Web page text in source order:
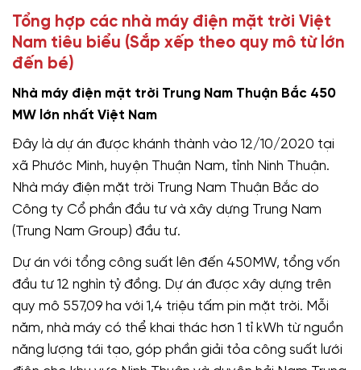
Tổng hợp các nhà máy điện mặt trời Việt
Nam tiêu biểu (Sắp xếp theo quy mô từ lớn
đến bé)
Nhà máy điện mặt trời Trung Nam Thuận Bắc 450
MW lớn nhất Việt Nam
Đây là dự án được khánh thành vào 12/10/2020 tại
xã Phước Minh, huyện Thuận Nam, tỉnh Ninh Thuận.
Nhà máy điện mặt trời Trung Nam Thuận Bắc do
Công ty Cổ phần đầu tư và xây dựng Trung Nam
(Trung Nam Group) đầu tư.
Dự án với tổng công suất lên đến 450MW, tổng vốn
đầu tư 12 nghìn tỷ đồng. Dự án được xây dựng trên
quy mô 557,09 ha với 1,4 triệu tấm pin mặt trời. Mỗi
năm, nhà máy có thể khai thác hơn 1 tỉ kWh từ nguồn
năng lượng tái tạo, góp phần giải tỏa công suất lưới